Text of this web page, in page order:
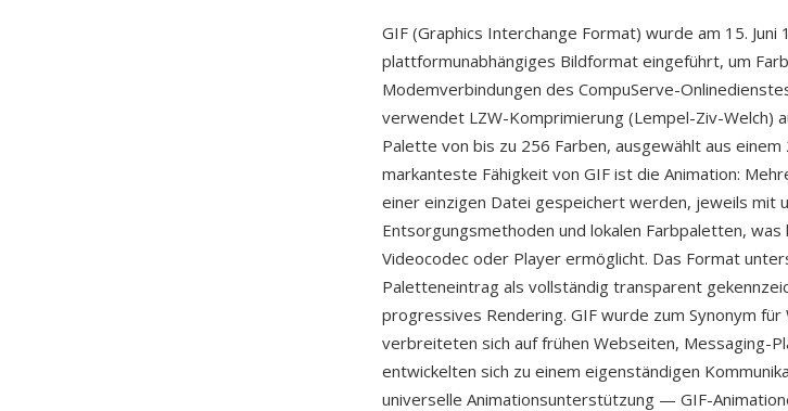
GIF (Graphics Interchange Format) wurde am 15. Juni
plattformunabhängiges Bildformat eingeführt, um
Modemverbindungen des CompuServe-
verwendet LZW-Komprimierung (Lempel-Ziv-Welch)
Palette von bis zu 256 Farben, ausgewählt aus
markanteste Fähigkeit von GIF ist die Animation:
einer einzigen Datei gespeichert werden, jeweils mit
Entsorgungsmethoden und lokalen Farbpaletten, was
Videocodec oder Player ermöglicht. Das Format
Paletteneintrag als vollständig transparent
progressives Rendering. GIF wurde zum Synonym
verbreiteten sich auf frühen Webseiten, Messaging-
entwickelten sich zu einem eigenständigen
universelle Animationsunterstützung — GIF-